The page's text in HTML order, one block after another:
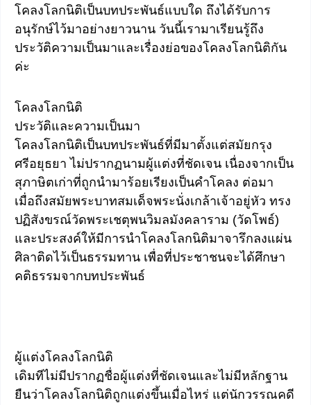
โคลงโลกนิติเป็นบทประพันธ์แบบใด ถึงได้รับการ
อนุรักษ์ไว้มาอย่างยาวนาน วันนี้เรามาเรียนรู้ถึง
ประวัติความเป็นมาและเรื่องย่อของโคลงโลกนิติกัน
ค่ะ
โคลงโลกนิติ
ประวัติและความเป็นมา
โคลงโลกนิติเป็นบทประพันธ์ที่มีมาตั้งแต่สมัยกรุง
ศรีอยุธยา ไม่ปรากฏนามผู้แต่งที่ชัดเจน เนื่องจากเป็น
สุภาษิตเก่าที่ถูกนำมาร้อยเรียงเป็นคำโคลง ต่อมา
เมื่อถึงสมัยพระบาทสมเด็จพระนั่งเกล้าเจ้าอยู่หัว ทรง
ปฏิสังขรณ์วัดพระเชตุพนวิมลมังคลาราม (วัดโพธ์)
และประสงค์ให้มีการนำโคลงโลกนิติมาจารึกลงแผ่น
ศิลาติดไว้เป็นธรรมทาน เพื่อที่ประชาชนจะได้ศึกษา
คติธรรมจากบทประพันธ์
ผู้แต่งโคลงโลกนิติ
เดิมทีไม่มีปรากฏชื่อผู้แต่งที่ชัดเจนและไม่มีหลักฐาน
ยืนว่าโคลงโลกนิติถูกแต่งขึ้นเมื่อไหร่ แต่นักวรรณคดี